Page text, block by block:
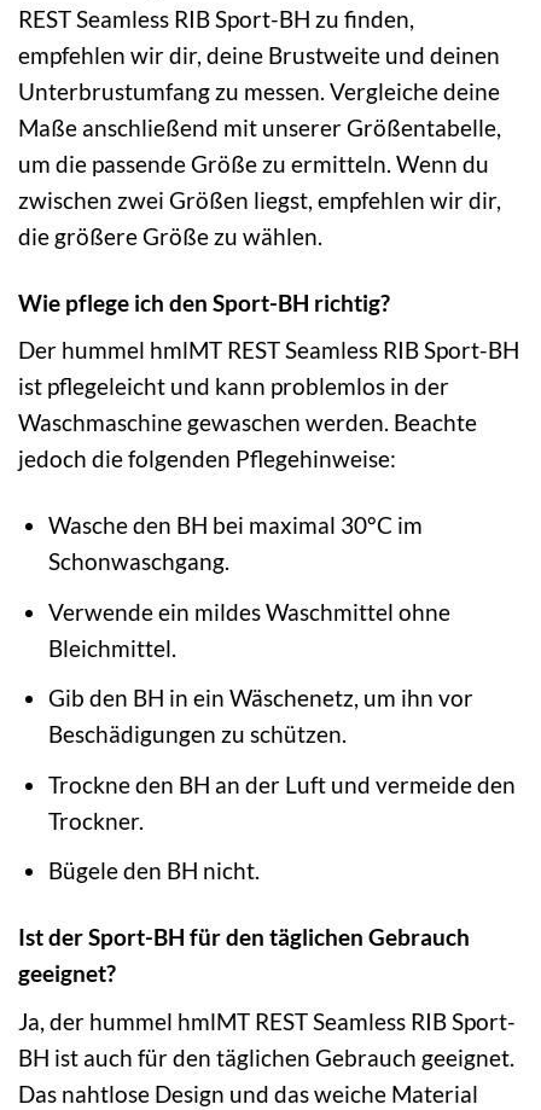
REST Seamless RIB Sport-BH zu finden,
empfehlen wir dir, deine Brustweite und deinen
Unterbrustumfang zu messen. Vergleiche deine
Maße anschließend mit unserer Größentabelle,
um die passende Größe zu ermitteln. Wenn du
zwischen zwei Größen liegst, empfehlen wir dir,
die größere Größe zu wählen.
Wie pflege ich den Sport-BH richtig?
Der hummel hmlMT REST Seamless RIB Sport-BH
ist pflegeleicht und kann problemlos in der
Waschmaschine gewaschen werden. Beachte
jedoch die folgenden Pflegehinweise:
Wasche den BH bei maximal 30°C im
Schonwaschgang.
Verwende ein mildes Waschmittel ohne
Bleichmittel.
Gib den BH in ein Wäschenetz, um ihn vor
Beschädigungen zu schützen.
Trockne den BH an der Luft und vermeide den
Trockner.
Bügele den BH nicht.
Ist der Sport-BH für den täglichen Gebrauch
geeignet?
Ja, der hummel hmlMT REST Seamless RIB Sport-
BH ist auch für den täglichen Gebrauch geeignet.
Das nahtlose Design und das weiche Material